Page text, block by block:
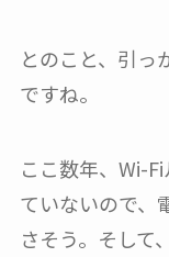
とのこと、引っ
ですね。
ここ数年、Wi-
ていないので、
さそう。そして